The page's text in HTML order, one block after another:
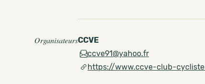
OrganisateursCCVE
ccve91@yahoo.fr
https://www.ccve-club-